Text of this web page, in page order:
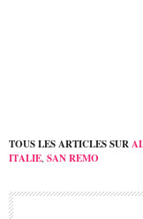
TOUS LES ARTICLES SUR
ITALIE, SAN REMO